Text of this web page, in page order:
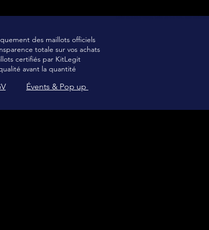
des maillots officiels
totale sur vos achats
certifiés par KitLegit
avant la quantité
Évents & Pop up